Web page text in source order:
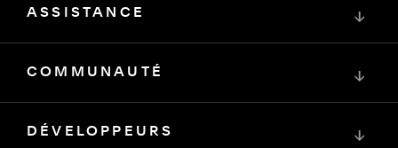
ASSISTANCE ↓
COMMUNAUTÉ ↓
DÉVELOPPEURS ↓